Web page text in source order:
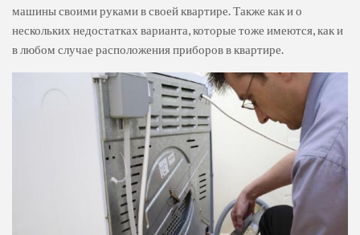
машины своими руками в своей квартире. Также как и о
нескольких недостатках варианта, которые тоже имеются, как и
в любом случае расположения приборов в квартире.